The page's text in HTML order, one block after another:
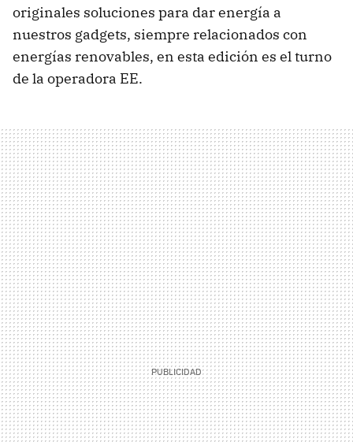
originales soluciones para dar energía a
nuestros gadgets, siempre relacionados con
energías renovables, en esta edición es el turno
de la operadora EE.